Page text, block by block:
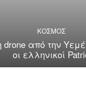
ΚΟΣΜΟΣ
από την
οι ελληνικοί